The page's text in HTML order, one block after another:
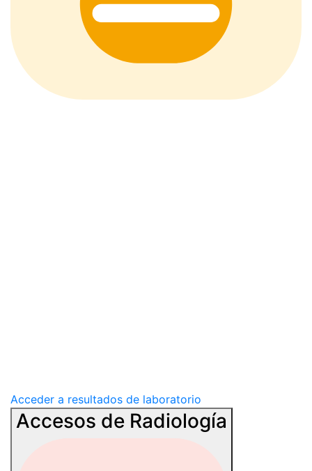
Acceder a resultados de laboratorio
Accesos de Radiología